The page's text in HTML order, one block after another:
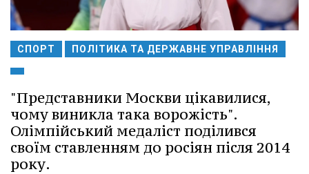
СПОРТ ПОЛІТИКА ТА ДЕРЖАВНЕ УПРАВЛІННЯ
"Представники Москви цікавилися,
чому виникла така ворожість".
Олімпійський медаліст поділився
своїм ставленням до росіян після 2014
року.